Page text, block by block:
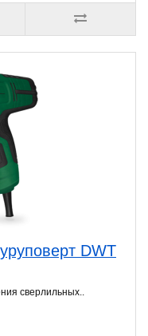
DWT
сверлильных..